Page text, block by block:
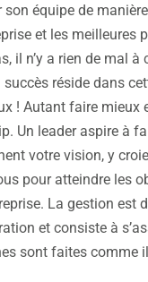
son équipe de
et les meilleures
il n’y a rien de mal à
réside dans
! Autant faire mieux
Un leader aspire à
votre vision, y
pour atteindre les
La gestion est
et consiste à
sont faites comme